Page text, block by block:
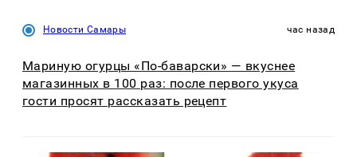
Новости Самары час назад
Мариную огурцы «По-баварски» — вкуснее
магазинных в 100 раз: после первого укуса
гости просят рассказать рецепт